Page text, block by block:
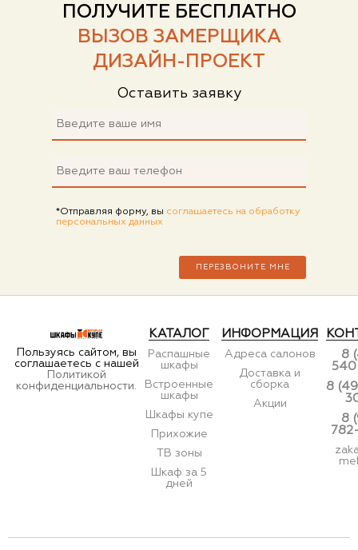
ПОЛУЧИТЕ БЕСПЛАТНО
ВЫЗОВ ЗАМЕРЩИКА
ДИЗАЙН-ПРОЕКТ
Оставить заявку
*Отправляя форму, вы соглашаетесь на обработку
персональных данных
Пользуясь сайтом, вы
соглашаетесь с нашей
Политикой
конфиденциальности.
КАТАЛОГ
Распашные
шкафы
Встроенные
шкафы
Шкафы купе
Прихожие
ТВ зоны
Шкаф за 5
дней
ИНФОРМАЦИЯ
Адреса салонов
Доставка и
сборка
Акции
8
8
8